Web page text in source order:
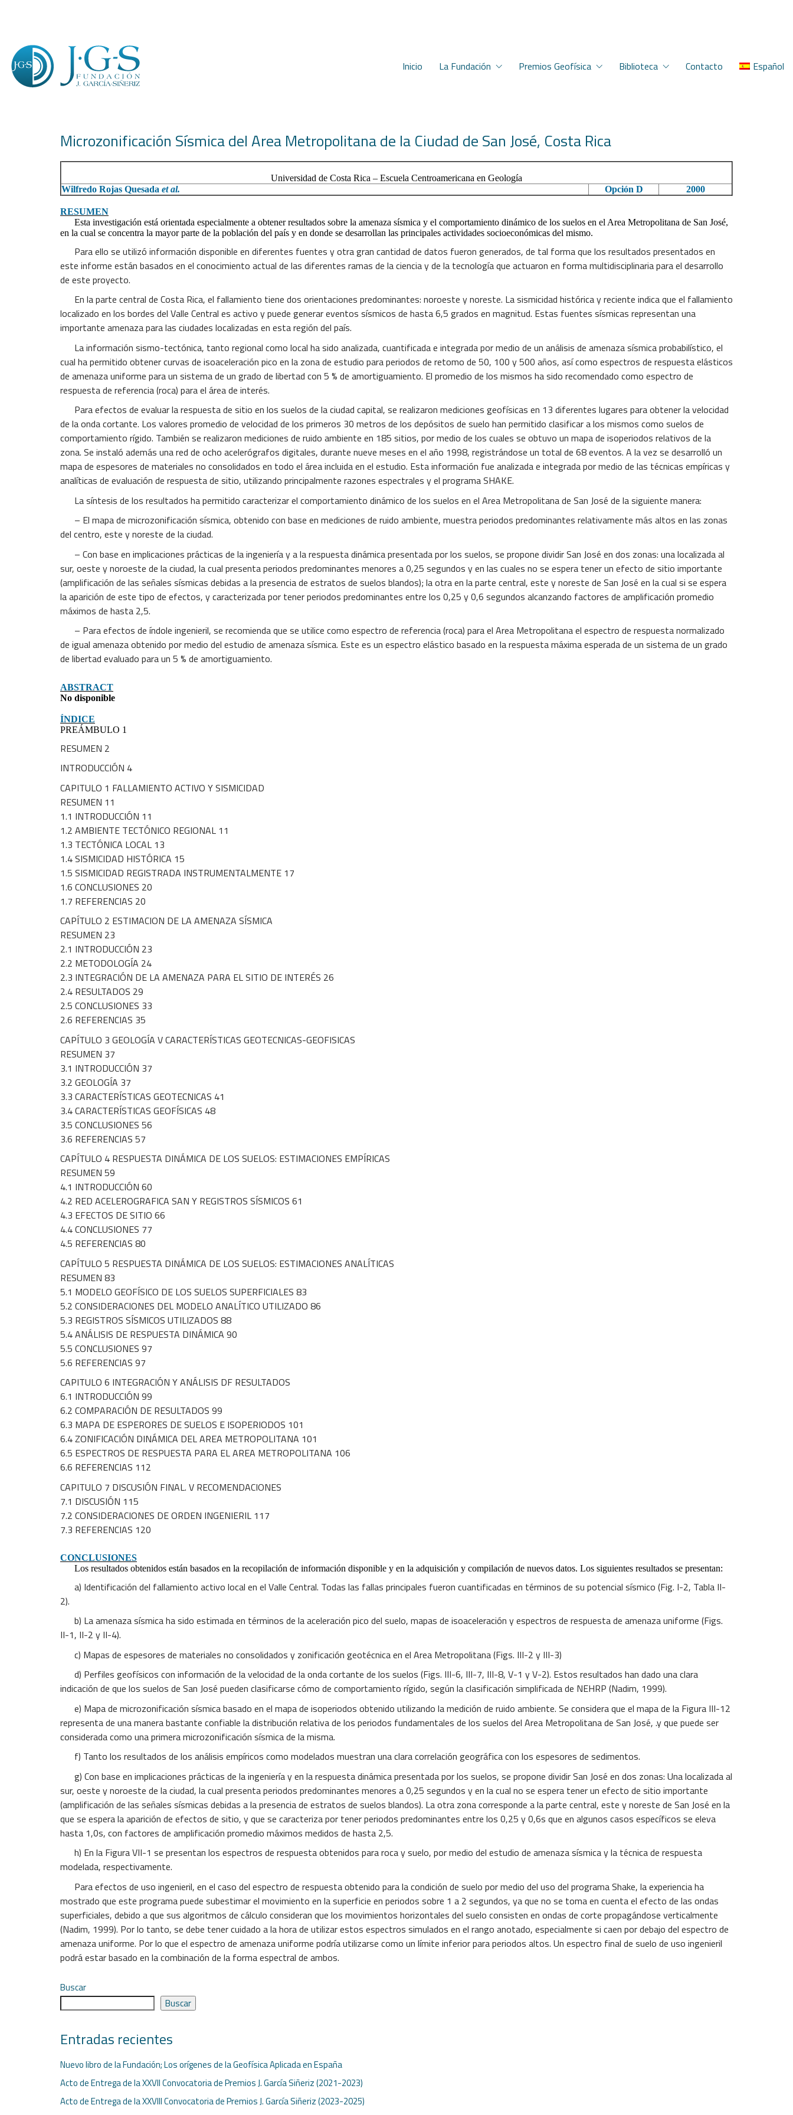
Inicio La Fundación Premios Geofísica Biblioteca Contacto Español
Microzonificación Sísmica del Area Metropolitana de la Ciudad de San José, Costa Rica
Universidad de Costa Rica – Escuela Centroamericana en Geología
Wilfredo Rojas Quesada et al. Opción D 2000
RESUMEN
Esta investigación está orientada especialmente a obtener resultados sobre la amenaza sísmica y el comportamiento dinámico de los suelos en el Area Metropolitana de San José,
en la cual se concentra la mayor parte de la población del país y en donde se desarrollan las principales actividades socioeconómicas del mismo.
Para ello se utilizó información disponible en diferentes fuentes y otra gran cantidad de datos fueron generados, de tal forma que los resultados presentados en
este informe están basados en el conocimiento actual de las diferentes ramas de la ciencia y de la tecnología que actuaron en forma multidisciplinaria para el desarrollo
de este proyecto.
En la parte central de Costa Rica, el fallamiento tiene dos orientaciones predominantes: noroeste y noreste. La sismicidad histórica y reciente indica que el fallamiento
localizado en los bordes del Valle Central es activo y puede generar eventos sísmicos de hasta 6,5 grados en magnitud. Estas fuentes sísmicas representan una
importante amenaza para las ciudades localizadas en esta región del país.
La información sismo-tectónica, tanto regional como local ha sido analizada, cuantificada e integrada por medio de un análisis de amenaza sísmica probabilístico, el
cual ha permitido obtener curvas de isoaceleración pico en la zona de estudio para periodos de retomo de 50, 100 y 500 años, así como espectros de respuesta elásticos
de amenaza uniforme para un sistema de un grado de libertad con 5 % de amortiguamiento. El promedio de los mismos ha sido recomendado como espectro de
respuesta de referencia (roca) para el área de interés.
Para efectos de evaluar la respuesta de sitio en los suelos de la ciudad capital, se realizaron mediciones geofísicas en 13 diferentes lugares para obtener la velocidad
de la onda cortante. Los valores promedio de velocidad de los primeros 30 metros de los depósitos de suelo han permitido clasificar a los mismos como suelos de
comportamiento rígido. También se realizaron mediciones de ruido ambiente en 185 sitios, por medio de los cuales se obtuvo un mapa de isoperiodos relativos de la
zona. Se instaló además una red de ocho acelerógrafos digitales, durante nueve meses en el año 1998, registrándose un total de 68 eventos. A la vez se desarrolló un
mapa de espesores de materiales no consolidados en todo el área incluida en el estudio. Esta información fue analizada e integrada por medio de las técnicas empíricas y
analíticas de evaluación de respuesta de sitio, utilizando principalmente razones espectrales y el programa SHAKE.
La síntesis de los resultados ha permitido caracterizar el comportamiento dinámico de los suelos en el Area Metropolitana de San José de la siguiente manera:
– El mapa de microzonificación sísmica, obtenido con base en mediciones de ruido ambiente, muestra periodos predominantes relativamente más altos en las zonas
del centro, este y noreste de la ciudad.
– Con base en implicaciones prácticas de la ingeniería y a la respuesta dinámica presentada por los suelos, se propone dividir San José en dos zonas: una localizada al
sur, oeste y noroeste de la ciudad, la cual presenta periodos predominantes menores a 0,25 segundos y en las cuales no se espera tener un efecto de sitio importante
(amplificación de las señales sísmicas debidas a la presencia de estratos de suelos blandos); la otra en la parte central, este y noreste de San José en la cual si se espera
la aparición de este tipo de efectos, y caracterizada por tener periodos predominantes entre los 0,25 y 0,6 segundos alcanzando factores de amplificación promedio
máximos de hasta 2,5.
– Para efectos de índole ingenieril, se recomienda que se utilice como espectro de referencia (roca) para el Area Metropolitana el espectro de respuesta normalizado
de igual amenaza obtenido por medio del estudio de amenaza sísmica. Este es un espectro elástico basado en la respuesta máxima esperada de un sistema de un grado
de libertad evaluado para un 5 % de amortiguamiento.
ABSTRACT
No disponible
ÍNDICE
PREÁMBULO 1
RESUMEN 2
INTRODUCCIÓN 4
CAPITULO 1 FALLAMIENTO ACTIVO Y SISMICIDAD
RESUMEN 11
1.1 INTRODUCCIÓN 11
1.2 AMBIENTE TECTÓNICO REGIONAL 11
1.3 TECTÓNICA LOCAL 13
1.4 SISMICIDAD HISTÓRICA 15
1.5 SISMICIDAD REGISTRADA INSTRUMENTALMENTE 17
1.6 CONCLUSIONES 20
1.7 REFERENCIAS 20
CAPÍTULO 2 ESTIMACION DE LA AMENAZA SÍSMICA
RESUMEN 23
2.1 INTRODUCCIÓN 23
2.2 METODOLOGÍA 24
2.3 INTEGRACIÓN DE LA AMENAZA PARA EL SITIO DE INTERÉS 26
2.4 RESULTADOS 29
2.5 CONCLUSIONES 33
2.6 REFERENCIAS 35
CAPÍTULO 3 GEOLOGÍA V CARACTERÍSTICAS GEOTECNICAS-GEOFISICAS
RESUMEN 37
3.1 INTRODUCCIÓN 37
3.2 GEOLOGÍA 37
3.3 CARACTERÍSTICAS GEOTECNICAS 41
3.4 CARACTERÍSTICAS GEOFÍSICAS 48
3.5 CONCLUSIONES 56
3.6 REFERENCIAS 57
CAPÍTULO 4 RESPUESTA DINÁMICA DE LOS SUELOS: ESTIMACIONES EMPÍRICAS
RESUMEN 59
4.1 INTRODUCCIÓN 60
4.2 RED ACELEROGRAFICA SAN Y REGISTROS SÍSMICOS 61
4.3 EFECTOS DE SITIO 66
4.4 CONCLUSIONES 77
4.5 REFERENCIAS 80
CAPÍTULO 5 RESPUESTA DINÁMICA DE LOS SUELOS: ESTIMACIONES ANALÍTICAS
RESUMEN 83
5.1 MODELO GEOFÍSICO DE LOS SUELOS SUPERFICIALES 83
5.2 CONSIDERACIONES DEL MODELO ANALÍTICO UTILIZADO 86
5.3 REGISTROS SÍSMICOS UTILIZADOS 88
5.4 ANÁLISIS DE RESPUESTA DINÁMICA 90
5.5 CONCLUSIONES 97
5.6 REFERENCIAS 97
CAPITULO 6 INTEGRACIÓN Y ANÁLISIS DF RESULTADOS
6.1 INTRODUCCIÓN 99
6.2 COMPARACIÓN DE RESULTADOS 99
6.3 MAPA DE ESPERORES DE SUELOS E ISOPERIODOS 101
6.4 ZONIFICACIÓN DINÁMICA DEL AREA METROPOLITANA 101
6.5 ESPECTROS DE RESPUESTA PARA EL AREA METROPOLITANA 106
6.6 REFERENCIAS 112
CAPITULO 7 DISCUSIÓN FINAL. V RECOMENDACIONES
7.1 DISCUSIÓN 115
7.2 CONSIDERACIONES DE ORDEN INGENIERIL 117
7.3 REFERENCIAS 120
CONCLUSIONES
Los resultados obtenidos están basados en la recopilación de información disponible y en la adquisición y compilación de nuevos datos. Los siguientes resultados se presentan:
a) Identificación del fallamiento activo local en el Valle Central. Todas las fallas principales fueron cuantificadas en términos de su potencial sísmico (Fig. I-2, Tabla II-
2).
b) La amenaza sísmica ha sido estimada en términos de la aceleración pico del suelo, mapas de isoaceleración y espectros de respuesta de amenaza uniforme (Figs.
II-1, II-2 y II-4).
c) Mapas de espesores de materiales no consolidados y zonificación geotécnica en el Area Metropolitana (Figs. III-2 y III-3)
d) Perfiles geofísicos con información de la velocidad de la onda cortante de los suelos (Figs. III-6, III-7, III-8, V-1 y V-2). Estos resultados han dado una clara
indicación de que los suelos de San José pueden clasificarse cómo de comportamiento rígido, según la clasificación simplificada de NEHRP (Nadim, 1999).
e) Mapa de microzonificación sísmica basado en el mapa de isoperiodos obtenido utilizando la medición de ruido ambiente. Se considera que el mapa de la Figura III-12
representa de una manera bastante confiable la distribución relativa de los periodos fundamentales de los suelos del Area Metropolitana de San José, .y que puede ser
considerada como una primera microzonificación sísmica de la misma.
f) Tanto los resultados de los análisis empíricos como modelados muestran una clara correlación geográfica con los espesores de sedimentos.
g) Con base en implicaciones prácticas de la ingeniería y en la respuesta dinámica presentada por los suelos, se propone dividir San José en dos zonas: Una localizada al
sur, oeste y noroeste de la ciudad, la cual presenta periodos predominantes menores a 0,25 segundos y en la cual no se espera tener un efecto de sitio importante
(amplificación de las señales sísmicas debidas a la presencia de estratos de suelos blandos). La otra zona corresponde a la parte central, este y noreste de San José en la
que se espera la aparición de efectos de sitio, y que se caracteriza por tener periodos predominantes entre los 0,25 y 0,6s que en algunos casos específicos se eleva
hasta 1,0s, con factores de amplificación promedio máximos medidos de hasta 2,5.
h) En la Figura VII-1 se presentan los espectros de respuesta obtenidos para roca y suelo, por medio del estudio de amenaza sísmica y la técnica de respuesta
modelada, respectivamente.
Para efectos de uso ingenieril, en el caso del espectro de respuesta obtenido para la condición de suelo por medio del uso del programa Shake, la experiencia ha
mostrado que este programa puede subestimar el movimiento en la superficie en periodos sobre 1 a 2 segundos, ya que no se toma en cuenta el efecto de las ondas
superficiales, debido a que sus algoritmos de cálculo consideran que los movimientos horizontales del suelo consisten en ondas de corte propagándose verticalmente
(Nadim, 1999). Por lo tanto, se debe tener cuidado a la hora de utilizar estos espectros simulados en el rango anotado, especialmente si caen por debajo del espectro de
amenaza uniforme. Por lo que el espectro de amenaza uniforme podría utilizarse como un límite inferior para periodos altos. Un espectro final de suelo de uso ingenieril
podrá estar basado en la combinación de la forma espectral de ambos.
Buscar
Buscar
Entradas recientes
Nuevo libro de la Fundación; Los orígenes de la Geofísica Aplicada en España
Acto de Entrega de la XXVII Convocatoria de Premios J. García Siñeriz (2021-2023)
Acto de Entrega de la XXVIII Convocatoria de Premios J. García Siñeriz (2023-2025)